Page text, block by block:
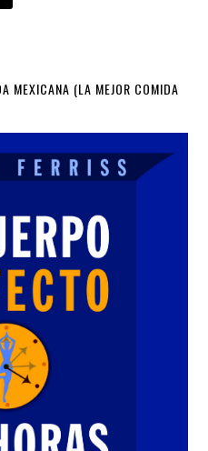
MEXICANA (LA MEJOR COMIDA